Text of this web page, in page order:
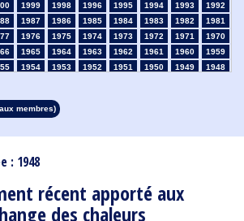
: 1948
récent apporté aux
des chaleurs
1999 1998 1996 1995 1994 1993
1992
1987 1986 1985 1984 1983 1982
1981
1976 1975 1974 1973 1972 1971
1970
1965 1964 1963 1962 1961 1960
1959
1954 1953 1952 1951 1950 1949
1948
1909 1908
membres)